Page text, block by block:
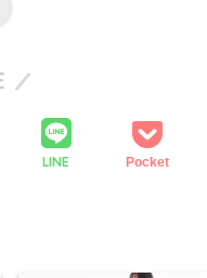
LINE Pocket